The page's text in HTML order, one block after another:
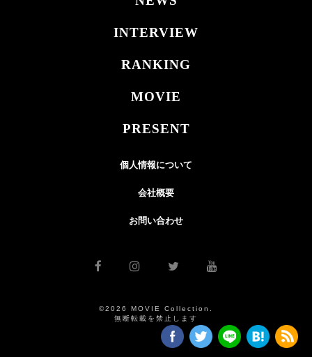
INTERVIEW
RANKING
MOVIE
PRESENT
個人情報について
会社概要
お問い合わせ
©2026 MOVIE Collection.
無断転載を禁止します